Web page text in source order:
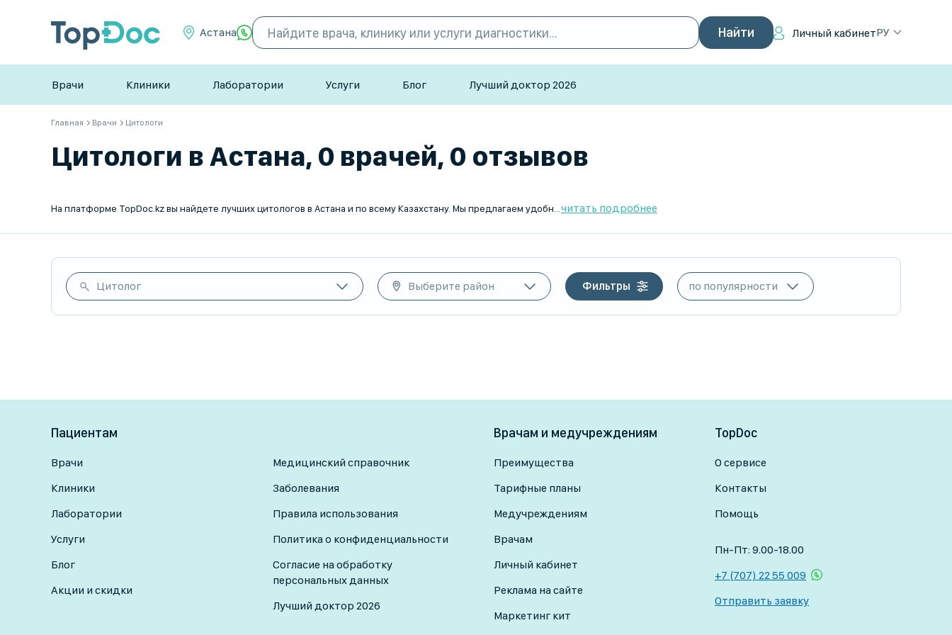
Астана Личный кабинетРУ
Врачи Клиники Лаборатории Услуги Блог Лучший доктор 2026
Главная Врачи Цитологи
Цитологи в Астана, 0 врачей, 0 отзывов
читать подробнее
Цитолог Выберите район Фильтры
Пациентам
Врачи
Клиники
Лаборатории
Услуги
Блог
Акции и скидки
Медицинский справочник
Заболевания
Правила использования
Политика о конфиденциальности
Согласие на обработку
персональных данных
Лучший доктор 2026
Врачам и медучреждениям
Преимущества
Тарифные планы
Медучреждениям
Врачам
Личный кабинет
Реклама на сайте
Маркетинг кит
TopDoc
О сервисе
Контакты
Помощь
Пн-Пт: 9.00-18.00
+7 (707) 22 55 009
Отправить заявку